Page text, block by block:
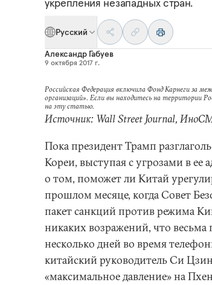
Русский
Александр Габуев
9 октября 2017 г.
Российская Федерация включила Фонд Карнеги за
организаций». Если вы находитесь на территории
на эту статью.
Источник: Wall Street Journal,
Пока президент Трамп
Кореи, выступая с угрозами в ее
о том, поможет ли Китай
прошлом месяце, когда Совет
пакет санкций против режима
никаких возражений, что весьма
несколько дней во время
китайский руководитель Си
«максимальное давление» на